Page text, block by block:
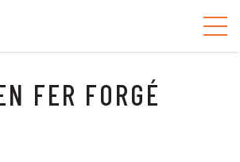
FER FORGÉ